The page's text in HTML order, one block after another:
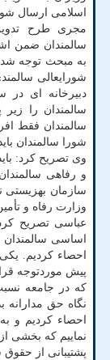
اسلامی ارسال
مجری طرح
سالمندان ضمن
به مبحث توجه
شورایعالی
دبیرخانه ای
سالمندان را
سالمندان فقط
شورا سالمندان باید
وی تصریح کرد:
و رفاهی
سازمان بهزیستی
وزارت رفاه و
عباسی تصریح
اساسی
احصاء کردیم.
پیش موردتوجه
که در جامعه
نگاه حق مدارانه
احصاء کردیم و
نماییم که بخشی
پشتیبانی از